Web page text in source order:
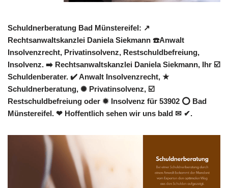
Schuldnerberatung Bad Münstereifel: ↗️
Rechtsanwaltskanzlei Daniela Siekmann ☎️Anwalt
Insolvenzrecht, Privatinsolvenz, Restschuldbefreiung,
Insolvenz. ➡️ Rechtsanwaltskanzlei Daniela Siekmann, Ihr ☑️
Schuldenberater. ✔️ Anwalt Insolvenzrecht, ★
Schuldnerberatung, ✺ Privatinsolvenz, ☑️
Restschuldbefreiung oder ✹ Insolvenz für 53902 ⭕ Bad
Münstereifel. ❤ Hoffentlich sehen wir uns bald ✉ ✔.